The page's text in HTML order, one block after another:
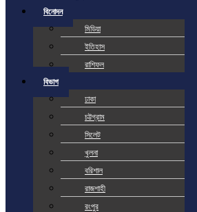
বিনোদন
মিডিয়া
ইতিহাস
রাশিফল
বিভাগ
ঢাকা
চট্টগ্রাম
সিলেট
খুলনা
বরিশাল
রাজশাহী
রংপুর